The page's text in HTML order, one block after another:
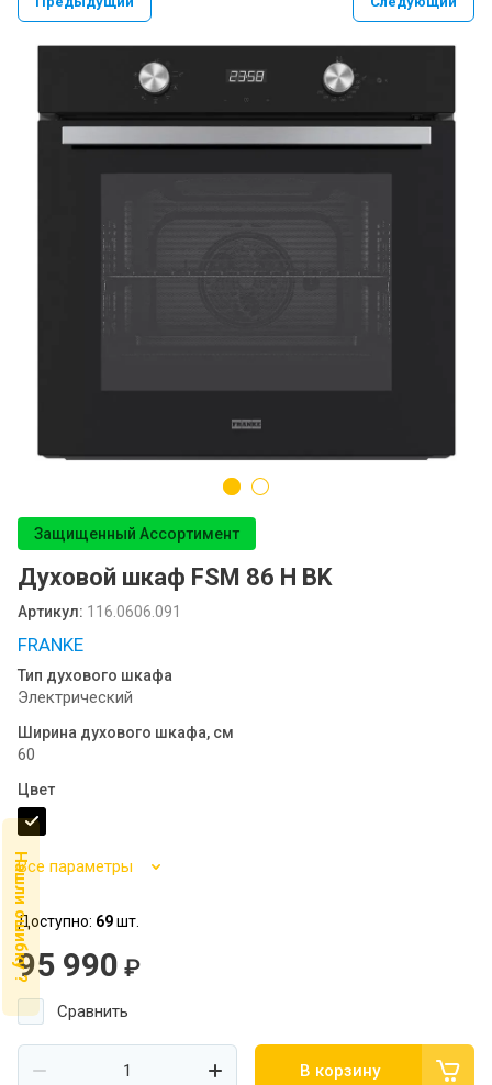
PAULMARK VELLO YUMI LASSAN
PAULMARK NEXT UN
PAULMARK REFINE SYSTEM
Paulmark Презентация Мойка+коландер
Смеситель PAULMARK SERPENTINE
Мойки PAULMARK NEXT
PAULMARK Сифон Одинарный
Посудомоечные машины MIDEA
SCANDILUX
SCANDILUX видео-обзор стиральных
машин
Семинар
Защищенный Ассортимент
Духовой шкаф FSM 86 H BK
Артикул: 116.0606.091
FRANKE
Тип духового шкафа
Электрический
Ширина духового шкафа, см
60
Цвет
Все параметры
Доступно: 69шт.
95 990 ₽
Сравнить
В корзину
Нашли ошибку ?